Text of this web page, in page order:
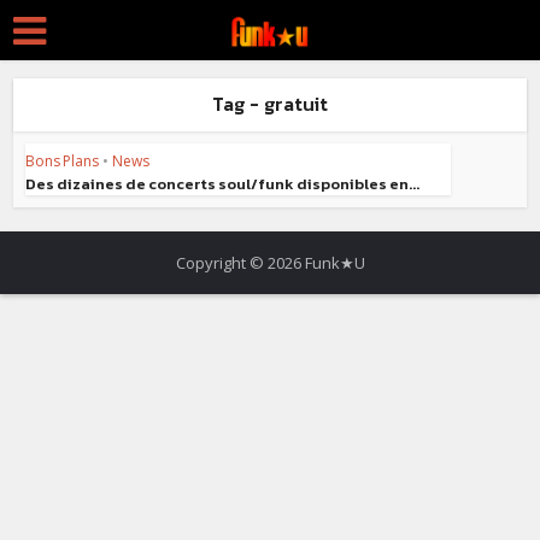
Tag - gratuit
Bons Plans • News
Des dizaines de concerts soul/funk disponibles en...
Copyright © 2026 Funk★U